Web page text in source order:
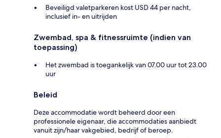
Beveiligd valetparkeren kost USD 44 per nacht,
inclusief in- en uitrijden
Zwembad, spa & fitnessruimte (indien van
toepassing)
Het zwembad is toegankelijk van 07.00 uur tot 23.00
uur
Beleid
Deze accommodatie wordt beheerd door een
professionele eigenaar, die accommodaties aanbiedt
vanuit zijn/haar vakgebied, bedrijf of beroep.